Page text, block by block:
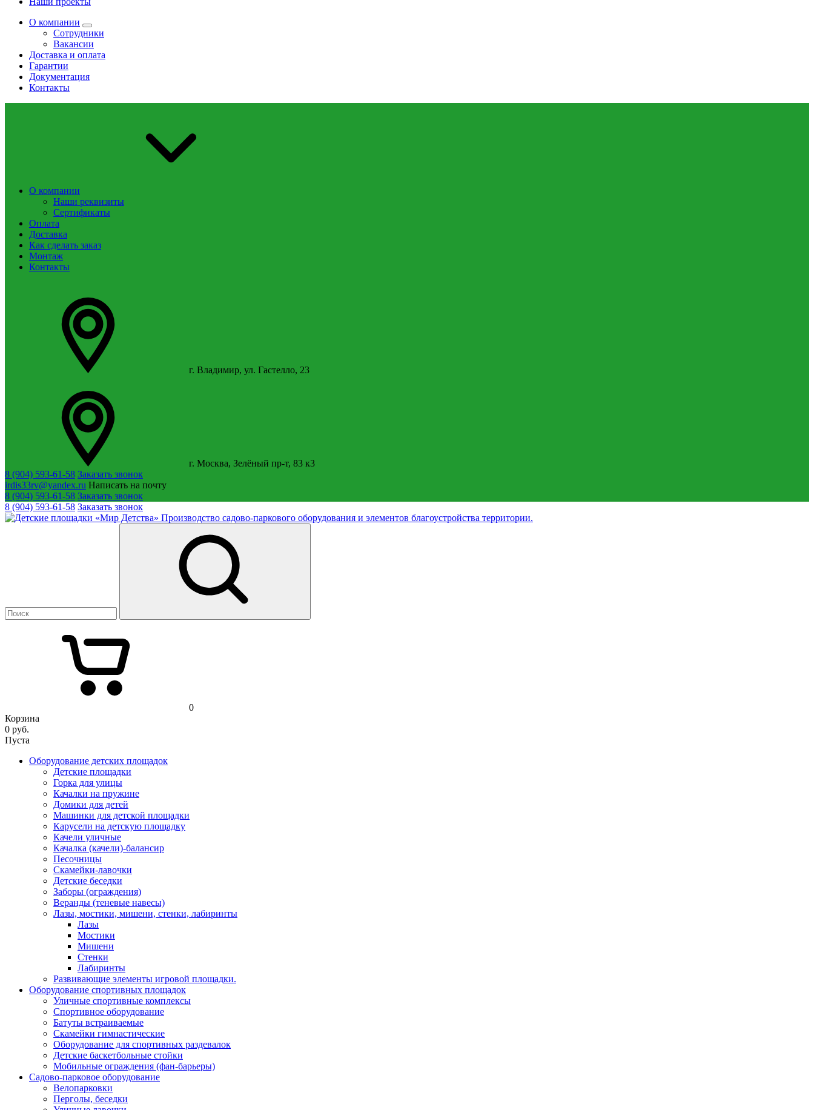
О компании
Сотрудники
Вакансии
Доставка и оплата
Гарантии
Документация
Контакты
О компании
Наши реквизиты
Сертификаты
Оплата
Доставка
Как сделать заказ
Монтаж
Контакты
г. Владимир, ул. Гастелло, 23
г. Москва, Зелёный пр-т, 83 к3
8 (904) 593-61-58 Заказать звонок
irdis33rv@yandex.ru Написать на почту
8 (904) 593-61-58 Заказать звонок
8 (904) 593-61-58 Заказать звонок
Производство садово-паркового оборудования и элементов благоустройства территории.
0
Корзина
0 руб.
Пуста
Оборудование детских площадок
Детские площадки
Горка для улицы
Качалки на пружине
Домики для детей
Машинки для детской площадки
Карусели на детскую площадку
Качели уличные
Качалка (качели)-балансир
Песочницы
Скамейки-лавочки
Детские беседки
Заборы (ограждения)
Веранды (теневые навесы)
Лазы, мостики, мишени, стенки, лабиринты
Лазы
Мостики
Мишени
Стенки
Лабиринты
Развивающие элементы игровой площадки.
Оборудование спортивных площадок
Уличные спортивные комплексы
Спортивное оборудование
Батуты встраиваемые
Скамейки гимнастические
Оборудование для спортивных раздевалок
Детские баскетбольные стойки
Мобильные ограждения (фан-барьеры)
Садово-парковое оборудование
Велопарковки
Перголы, беседки